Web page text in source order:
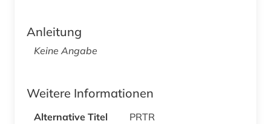
Anleitung
Keine Angabe
Weitere Informationen
Alternative Titel
PRTR